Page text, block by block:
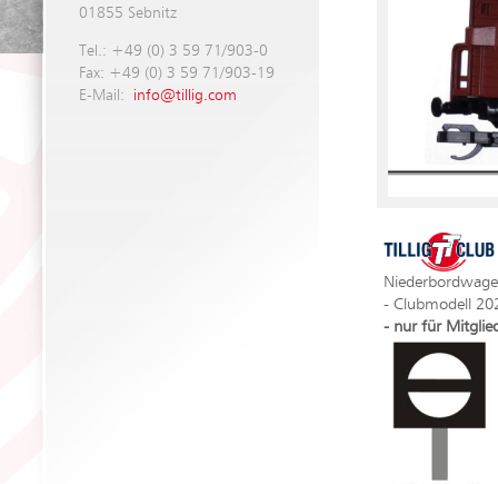
01855 Sebnitz
Tel.: +49 (0) 3 59 71/903-0
Fax: +49 (0) 3 59 71/903-19
E-Mail: info@tillig.com
- Clubmodell
- nur für